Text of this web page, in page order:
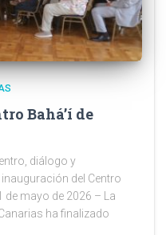
Bahá’í de
diálogo y
del Centro
de mayo de 2026 – La
ha finalizado